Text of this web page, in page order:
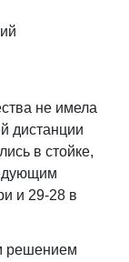
не имела
дистанции
в стойке,
и 29-28 в
решением